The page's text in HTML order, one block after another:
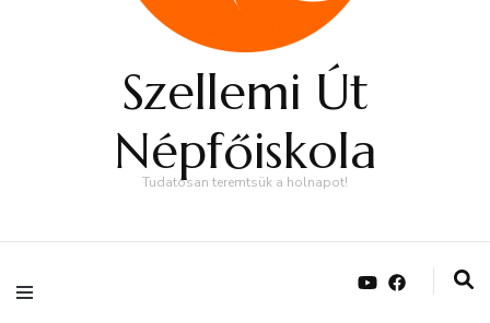
Szellemi Út
Népfőiskola
Tudatosan teremtsük a holnapot!